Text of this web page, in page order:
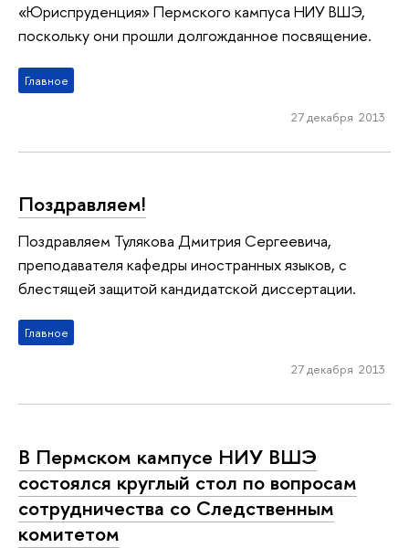
«Юриспруденция» Пермского кампуса НИУ ВШЭ,
поскольку они прошли долгожданное посвящение.
Главное
27 декабря 2013
Поздравляем!
Поздравляем Тулякова Дмитрия Сергеевича,
преподавателя кафедры иностранных языков, с
блестящей защитой кандидатской диссертации.
Главное
27 декабря 2013
В Пермском кампусе НИУ ВШЭ
состоялся круглый стол по вопросам
сотрудничества со Следственным
комитетом